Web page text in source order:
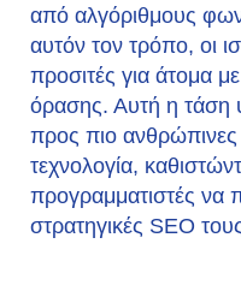
από αλγόριθμους
αυτόν τον τρόπο, οι
προσιτές για άτομα
όρασης. Αυτή η τάση
προς πιο ανθρώπινες
τεχνολογία,
προγραμματιστές να
στρατηγικές SEO